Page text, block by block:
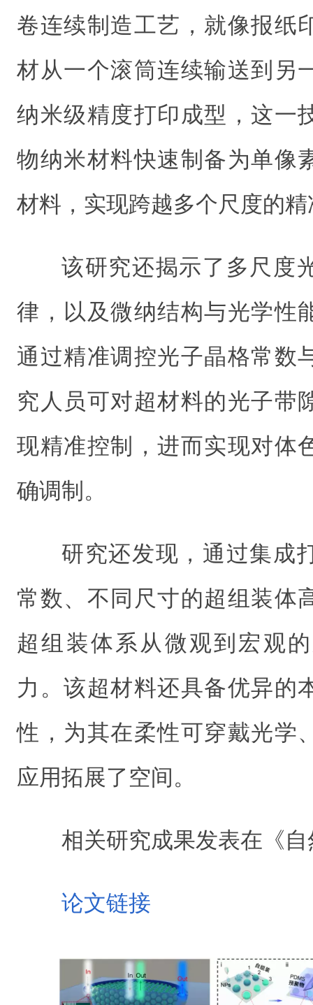
卷连续制造工艺，就像报纸
材从一个滚筒连续输送到另
纳米级精度打印成型，这一
物纳米材料快速制备为单像
材料，实现跨越多个尺度的
该研究还揭示了多尺度
律，以及微纳结构与光学性
通过精准调控光子晶格常数
究人员可对超材料的光子带
现精准控制，进而实现对体
确调制。
研究还发现，通过集成
常数、不同尺寸的超组装体
超组装体系从微观到宏观
力。该超材料还具备优异的
性，为其在柔性可穿戴光学
应用拓展了空间。
相关研究成果发表在《
论文链接